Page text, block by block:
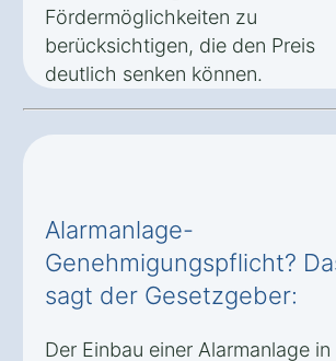
Fördermöglichkeiten zu
berücksichtigen, die den Preis
deutlich senken können.
Alarmanlage-
Genehmigungspflicht?
sagt der Gesetzgeber:
Der Einbau einer Alarmanlage in